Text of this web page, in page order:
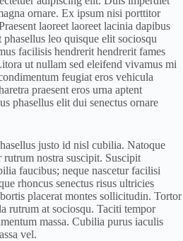
ornare. Ex ipsum nisi porttitor
laoreet laoreet lacinia dapibus
leo quisque elit sociosqu
facilisis hendrerit hendrerit fames
ut nullam sed eleifend vivamus mi
feugiat eros vehicula
praesent eros urna aptent
phasellus elit dui senectus ornare
justo id nisl cubilia. Natoque
nostra suscipit. Suscipit
faucibus; neque nascetur facilisi
rhoncus senectus risus ultricies
placerat montes sollicitudin. Tortor
rutrum at sociosqu. Taciti tempor
massa. Cubilia purus iaculis
vel.